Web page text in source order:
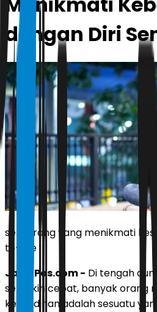
dengan Diri
seseorang yang menikmati
to-me
JawaPos.com - Di tengah
semakin cepat, banyak orang
kesendirian adalah sesuatu